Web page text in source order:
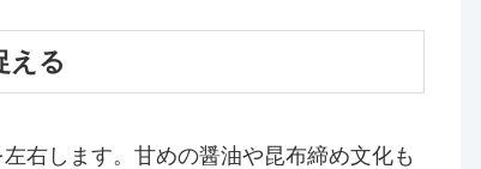
える
右します。甘めの醤油や昆布締め文化も